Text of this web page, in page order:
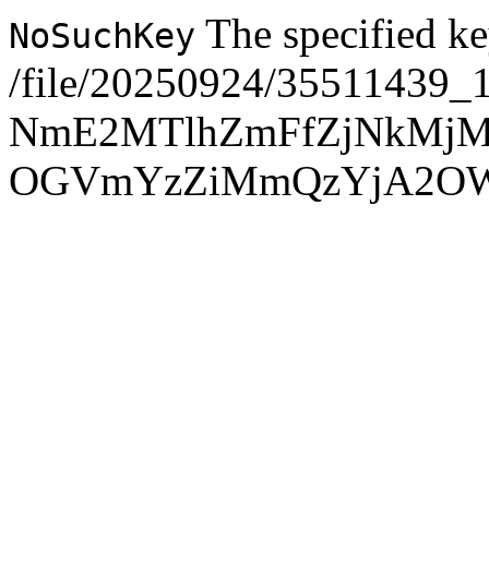
NoSuchKey The specified
/file/20250924/